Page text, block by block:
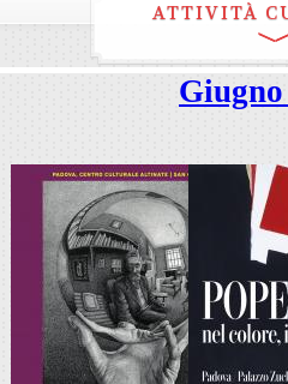
ATTIVITÀ
Giugno